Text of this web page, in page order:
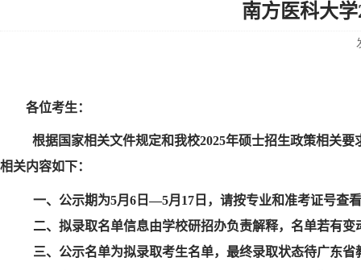
南方医科大
各位考生：
根据国家相关文件规定和我校2025年硕士招生政策相关要
相关内容如下：
一、公示期为5月6日—5月17日，请按专业和准考证号查
二、拟录取名单信息由学校研招办负责解释，名单若有变
三、公示名单为拟录取考生名单，最终录取状态待广东